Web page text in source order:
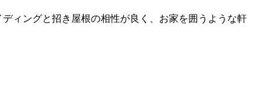
ィングと招き屋根の相性が良く、お家を囲うような軒